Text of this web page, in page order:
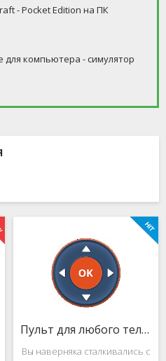
- Pocket Edition на ПК
для компьютера - симулятор
Пульт для любого телевизора
Вы наверняка сталкивались с